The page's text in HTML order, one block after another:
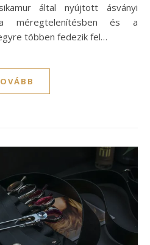
által nyújtott ásványi
méregtelenítésben és a
többen fedezik fel…